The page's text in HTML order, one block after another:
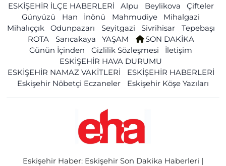
ESKİŞEHİR İLÇE HABERLERİ
Alpu Beylikova
Çifteler
Günyüzü
Han İnönü Mahmudiye
Mihalgazi
Mihalıççık
Odunpazarı Seyitgazi Sivrihisar
Tepebaşı
ROTA
Sarıcakaya YAŞAM
SON DAKİKA
Günün İçinden
Gizlilik Sözleşmesi
İletişim
ESKİŞEHİR HAVA DURUMU
ESKİŞEHİR NAMAZ VAKİTLERİ
ESKİŞEHİR HABERLERİ
Eskişehir Nöbetçi Eczaneler
Eskişehir Köşe Yazıları
Eskişehir Haber: Eskişehir Son Dakika Haberleri |